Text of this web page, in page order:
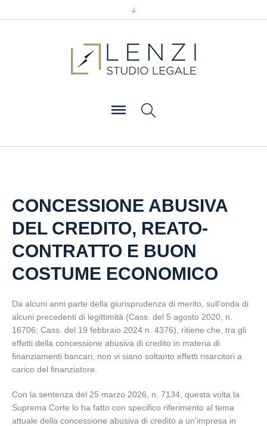
CONCESSIONE ABUSIVA
DEL CREDITO, REATO-
CONTRATTO E BUON
COSTUME ECONOMICO
Da alcuni anni parte della giurisprudenza di merito, sull’onda di
alcuni precedenti di legittimità (Cass. del 5 agosto 2020, n.
16706; Cass. del 19 febbraio 2024 n. 4376), ritiene che, tra gli
effetti della concessione abusiva di credito in materia di
finanziamenti bancari, non vi siano soltanto effetti risarcitori a
carico del finanziatore.
Con la sentenza del 25 marzo 2026, n. 7134, questa volta la
Suprema Corte lo ha fatto con specifico riferimento al tema
attuale della concessione abusiva di credito a un’impresa in